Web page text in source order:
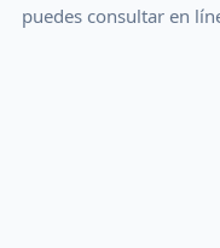
puedes consultar en